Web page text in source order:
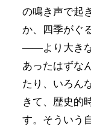
の鳴き声で起
か、四季がぐ
――より大き
あったはずな
たり、いろん
きて、歴史的
す。そういう